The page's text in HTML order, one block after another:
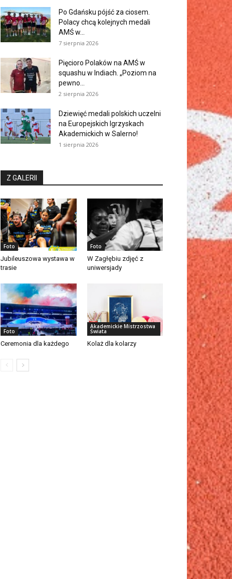
Po Gdańsku pójść za ciosem.
Polacy chcą kolejnych medali
AMŚ w...
7 sierpnia 2026
Pięcioro Polaków na AMŚ w
squashu w Indiach. „Poziom na
pewno...
2 sierpnia 2026
Dziewięć medali polskich uczelni
na Europejskich Igrzyskach
Akademickich w Salerno!
1 sierpnia 2026
Z GALERII
Foto
Jubileuszowa wystawa w
trasie
Foto
W Zagłębiu zdjęć z
uniwersjady
Foto
Ceremonia dla każdego
Akademickie Mistrzostwa
Świata
Kolaż dla kolarzy